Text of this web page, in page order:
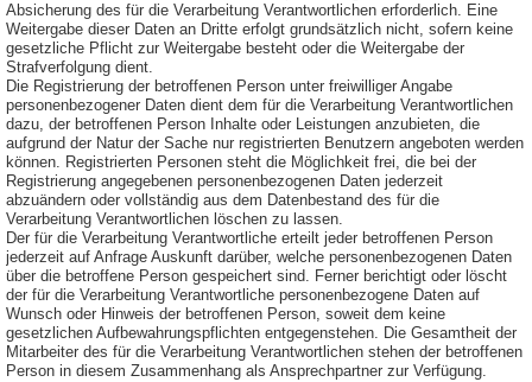
Absicherung des für die Verarbeitung Verantwortlichen erforderlich. Eine
Weitergabe dieser Daten an Dritte erfolgt grundsätzlich nicht, sofern keine
gesetzliche Pflicht zur Weitergabe besteht oder die Weitergabe der
Strafverfolgung dient.
Die Registrierung der betroffenen Person unter freiwilliger Angabe
personenbezogener Daten dient dem für die Verarbeitung Verantwortlichen
dazu, der betroffenen Person Inhalte oder Leistungen anzubieten, die
aufgrund der Natur der Sache nur registrierten Benutzern angeboten werden
können. Registrierten Personen steht die Möglichkeit frei, die bei der
Registrierung angegebenen personenbezogenen Daten jederzeit
abzuändern oder vollständig aus dem Datenbestand des für die
Verarbeitung Verantwortlichen löschen zu lassen.
Der für die Verarbeitung Verantwortliche erteilt jeder betroffenen Person
jederzeit auf Anfrage Auskunft darüber, welche personenbezogenen Daten
über die betroffene Person gespeichert sind. Ferner berichtigt oder löscht
der für die Verarbeitung Verantwortliche personenbezogene Daten auf
Wunsch oder Hinweis der betroffenen Person, soweit dem keine
gesetzlichen Aufbewahrungspflichten entgegenstehen. Die Gesamtheit der
Mitarbeiter des für die Verarbeitung Verantwortlichen stehen der betroffenen
Person in diesem Zusammenhang als Ansprechpartner zur Verfügung.